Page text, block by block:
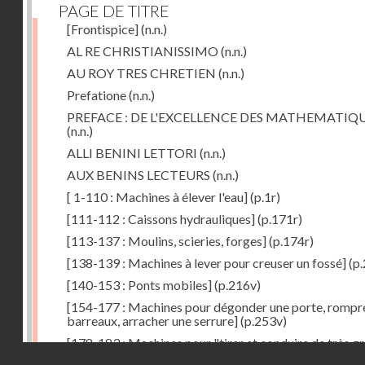
PAGE DE TITRE
[Frontispice](n.n.)
AL RE CHRISTIANISSIMO (n.n.)
AU ROY TRES CHRETIEN (n.n.)
Prefatione(n.n.)
PREFACE : DE L'EXCELLENCE DES
(n.n.)
ALLI BENINI LETTORI (n.n.)
AUX BENINS LECTEURS (n.n.)
[ 1-110 : Machines à élever l'eau](p.1r)
[111-112 : Caissons hydrauliques](p.171r)
[113-137 : Moulins, scieries, forges](p.174r)
[138-139 : Machines à lever pour creuser un fossé]
[140-153 : Ponts mobiles](p.216v)
[154-177 : Machines pour dégonder une porte,
barreaux, arracher une serrure](p.253v)
[178-183 : Machines pour "tirer et conduire de très